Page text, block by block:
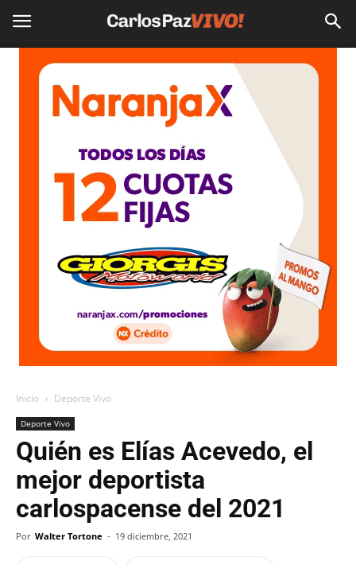
Inicio Deporte Vivo
Deporte Vivo
Quién es Elías Acevedo, el
mejor deportista
carlospacense del 2021
Por Walter Tortone - 19 diciembre, 2021